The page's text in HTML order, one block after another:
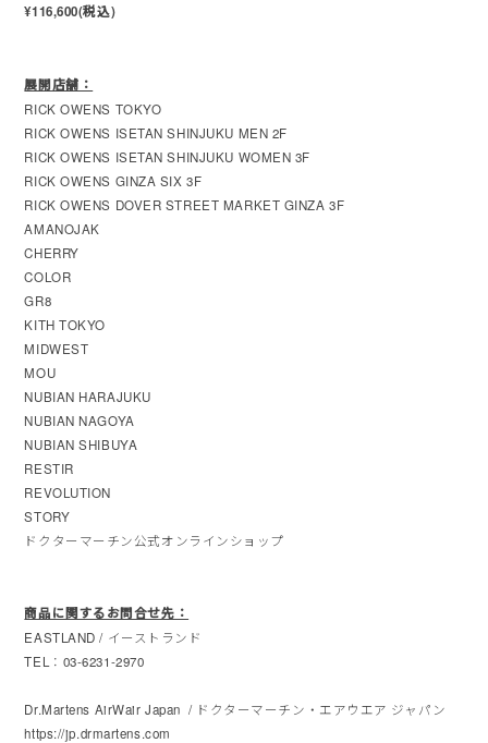
¥116,600(税込)
展開店舗：
RICK OWENS TOKYO
RICK OWENS ISETAN SHINJUKU MEN 2F
RICK OWENS ISETAN SHINJUKU WOMEN 3F
RICK OWENS GINZA SIX 3F
RICK OWENS DOVER STREET MARKET GINZA 3F
AMANOJAK
CHERRY
COLOR
GR8
KITH TOKYO
MIDWEST
MOU
NUBIAN HARAJUKU
NUBIAN NAGOYA
NUBIAN SHIBUYA
RESTIR
REVOLUTION
STORY
ドクターマーチン公式オンラインショップ
商品に関するお問合せ先：
EASTLAND / イーストランド
TEL：03-6231-2970
Dr.Martens AirWair Japan / ドクターマーチン・エアウエア ジャパン
https://jp.drmartens.com